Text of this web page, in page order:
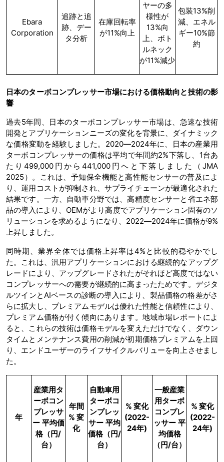
Ebara
Corporation
追跡と追
跡、デー
タ分析
在庫回転率
が11%向上
ヤーの多
様性が
13%向
上、ボト
ルネック
が11%減少
包装13%削
減、エネル
ギー10%節
約
日本のターボコンプレッサー市場における価格動向と技術の影
響
過去5年間、日本のターボコンプレッサー市場は、急速な技術
開発とアプリケーションニーズの変化を背景に、ダイナミック
な価格変動を経験しました。2020―2024年に、日本の産業用
ターボコンプレッサーの価格は平均で年間約2%下落し、1台あ
たり499,000円から441,000円へと下落しました（JMA
2025）。これは、予知保全機能と高性能センサーの普及によ
り、運用コストが抑制され、サプライチェーンが最適化された
結果です。一方、自動車分野では、高精度センサーと省エネ部
品の導入により、OEMがより高度でアプリケーション固有のソ
リューションを求めるようになり、2022―2024年に価格が9%
上昇しました。
同時期、業界全体では価格上昇率は4%と比較的穏やかでし
た。これは、汎用アプリケーションにおける継続的なアップグ
レードにより、アップグレードされたがそれほど高度ではない
コンプレッサーへの需要が継続的に高まったためです。デジタ
ルツインとAIベースの診断の導入により、製品価格の格差がさ
らに拡大し、プレミアムモデルは優れた性能と信頼性により、
プレミアム価格が付く傾向にあります。地域市場レポートによ
ると、これらの技術は価格モデルを変えただけでなく、ダウン
タイムとメンテナンス費用の削減が初期価格プレミアムを上回
り、エンドユーザーのライフサイクルバリューを向上させまし
た。
年
産業用タ
ーボコン
プレッサ
ー 平均価
格（円/
台）
年間
% 変
化
自動車用
ターボコ
ンプレッ
サー 平均
価格（円/
台）
% 変化
(2022-
24年)
一般産業
用ターボ
コンプレ
ッサー 平
均価格
（円/台）
% 変化
(2022-
24年)